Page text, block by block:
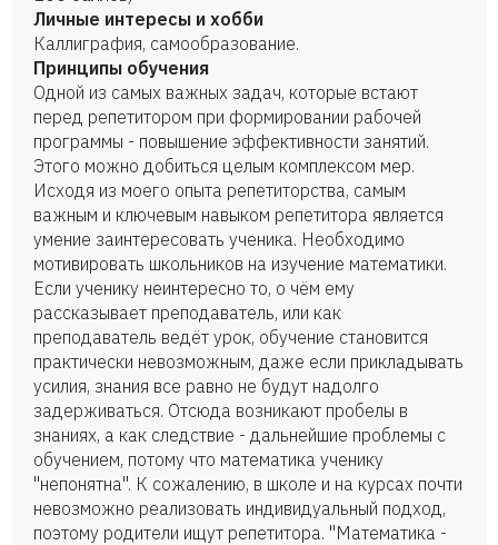
Личные интересы и хобби
Каллиграфия, самообразование.
Принципы обучения
Одной из самых важных задач, которые встают
перед репетитором при формировании рабочей
программы - повышение эффективности занятий.
Этого можно добиться целым комплексом мер.
Исходя из моего опыта репетиторства, самым
важным и ключевым навыком репетитора является
умение заинтересовать ученика. Необходимо
мотивировать школьников на изучение математики.
Если ученику неинтересно то, о чём ему
рассказывает преподаватель, или как
преподаватель ведёт урок, обучение становится
практически невозможным, даже если прикладывать
усилия, знания все равно не будут надолго
задерживаться. Отсюда возникают пробелы в
знаниях, а как следствие - дальнейшие проблемы с
обучением, потому что математика ученику
"непонятна". К сожалению, в школе и на курсах почти
невозможно реализовать индивидуальный подход,
поэтому родители ищут репетитора. "Математика -